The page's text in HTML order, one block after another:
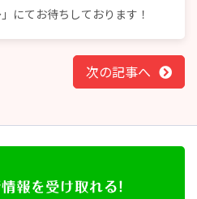
にてお待ちしております！
次の記事へ